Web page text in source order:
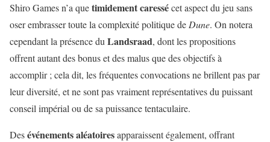
Shiro Games n’a quetimidementcaressécet aspect du jeu sans
oser embrasser toute la complexité politique de Dune. On notera
cependant la présence du Landsraad, dont les propositions
offrent autant des bonus et des malus que des objectifs à
accomplir ; cela dit, les fréquentes convocations ne brillent pas par
leur diversité, et ne sont pas vraiment représentatives du puissant
conseil impérial ou de sa puissance tentaculaire.
Desévénementsaléatoiresapparaissent également, offrant